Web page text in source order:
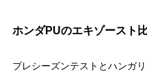
ホンダPUのエキゾースト
プレシーズンテストとハンガ